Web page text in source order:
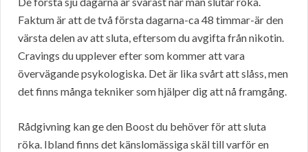
Faktum är att de två första dagarna-ca 48 timmar-är den
värsta delen av att sluta, eftersom du avgifta från nikotin.
Cravings du upplever efter som kommer att vara
övervägande psykologiska. Det är lika svårt att slåss, men
det finns många tekniker som hjälper dig att nå framgång.
Rådgivning kan ge den Boost du behöver för att sluta
röka. Ibland finns det känslomässiga skäl till varför en